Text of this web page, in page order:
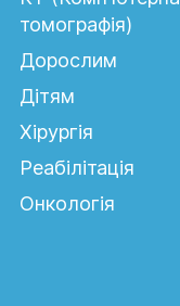
томографія)
Дорослим
Дітям
Хірургія
Реабілітація
Онкологія